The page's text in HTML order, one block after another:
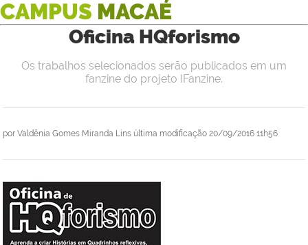
CAMPUS MACAÉ
Oficina HQforismo
por Valdênia Gomes Miranda Lins última modificação 20/09/2016 11h56
Os trabalhos selecionados serão publicados em um
fanzine do projeto IFanzine.